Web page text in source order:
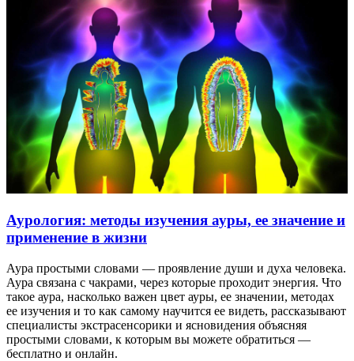
Аурология: методы изучения ауры, ее значение и
применение в жизни
Аура простыми словами — проявление души и духа человека.
Аура связана с чакрами, через которые проходит энергия. Что
такое аура, насколько важен цвет ауры, ее значении, методах
ее изучения и то как самому научится ее видеть, рассказывают
специалисты экстрасенсорики и ясновидения объясняя
простыми словами, к которым вы можете обратиться —
бесплатно и онлайн.